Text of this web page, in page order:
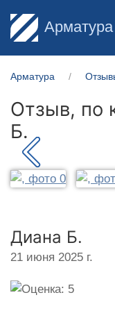
Арматура
Арматура
Отзыв, по
Б.
Диана Б.
21 июня 2025 г.